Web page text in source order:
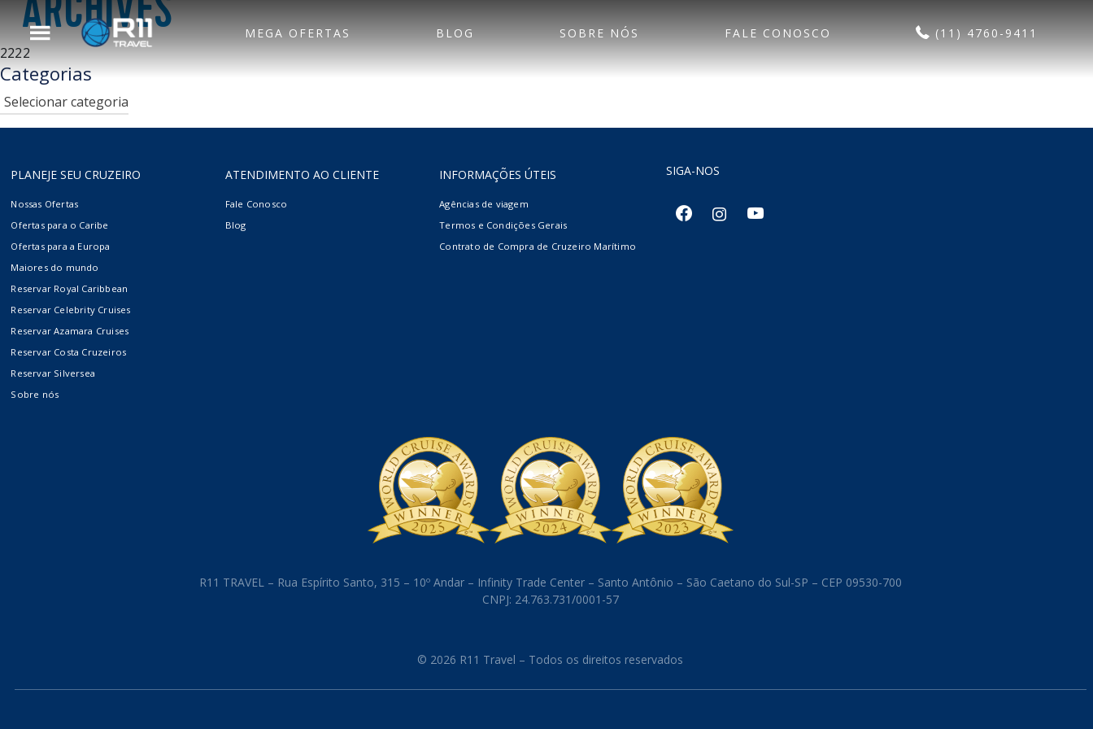
Voltar para o Menu
Principal
Royal Caribbean
Celebrity Cruises
Azamara
Silversea
Costa Cruzeiros
Hotel
Aéreo
MEGA OFERTAS BLOG SOBRE NÓS FALE CONOSCO (11) 4760-9411
ARCHIVES
2222
Categorias
Categorias
PLANEJE SEU CRUZEIRO
Nossas Ofertas
Ofertas para o Caribe
Ofertas para a Europa
Maiores do mundo
Reservar Royal Caribbean
Reservar Celebrity Cruises
Reservar Azamara Cruises
Reservar Costa Cruzeiros
Reservar Silversea
Sobre nós
ATENDIMENTO AO CLIENTE
Fale Conosco
Blog
INFORMAÇÕES ÚTEIS
Agências de viagem
Termos e Condições Gerais
Contrato de Compra de Cruzeiro Marítimo
SIGA-NOS
facebook instagramyoutube
R11 TRAVEL – Rua Espírito Santo, 315 – 10º Andar – Infinity Trade Center – Santo Antônio – São Caetano do Sul-SP – CEP 09530-700
CNPJ: 24.763.731/0001-57
© 2026 R11 Travel – Todos os direitos reservados